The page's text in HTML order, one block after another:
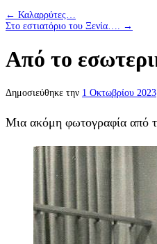
← Καλαρρύτες…
Στο εστιατόριο του Ξενία…. →
Από το
Δημοσιεύθηκε την 1 Οκτωβρίου 2023
Μια ακόμη φωτογραφία από